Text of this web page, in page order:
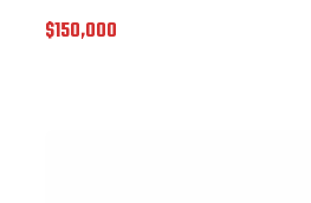
$150,000